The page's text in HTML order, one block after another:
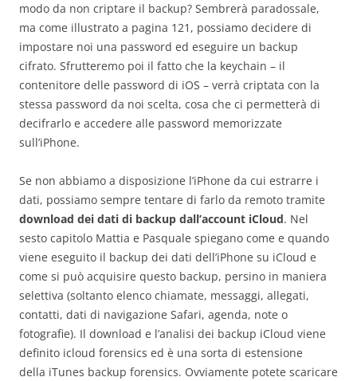
modo da non criptare il backup? Sembrerà paradossale,
ma come illustrato a pagina 121, possiamo decidere di
impostare noi una password ed eseguire un backup
cifrato. Sfrutteremo poi il fatto che la keychain – il
contenitore delle password di iOS – verrà criptata con la
stessa password da noi scelta, cosa che ci permetterà di
decifrarlo e accedere alle password memorizzate
sull’iPhone.
Se non abbiamo a disposizione l’iPhone da cui estrarre i
dati, possiamo sempre tentare di farlo da remoto tramite
download dei dati di backup dall’account iCloud. Nel
sesto capitolo Mattia e Pasquale spiegano come e quando
viene eseguito il backup dei dati dell’iPhone su iCloud e
come si può acquisire questo backup, persino in maniera
selettiva (soltanto elenco chiamate, messaggi, allegati,
contatti, dati di navigazione Safari, agenda, note o
fotografie). Il download e l’analisi dei backup iCloud viene
definito icloud forensics ed è una sorta di estensione
della iTunes backup forensics. Ovviamente potete scaricare